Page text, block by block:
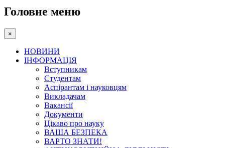
Головне меню
×
НОВИНИ
ІНФОРМАЦІЯ
Вступникам
Студентам
Аспірантам і науковцям
Викладачам
Вакансії
Документи
Цікаво про науку
ВАША БЕЗПЕКА
ВАРТО ЗНАТИ!